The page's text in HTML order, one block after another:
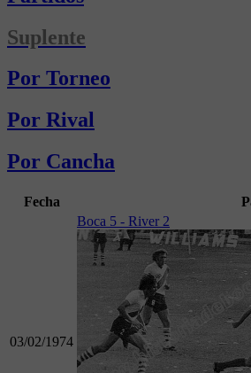
Suplente
Por Torneo
Por Rival
Por Cancha
Fecha
03/02/1974
Boca 5 - River 2